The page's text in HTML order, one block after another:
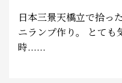
日本三景天橋立で拾っ
ニランプ作り。 とても
時......